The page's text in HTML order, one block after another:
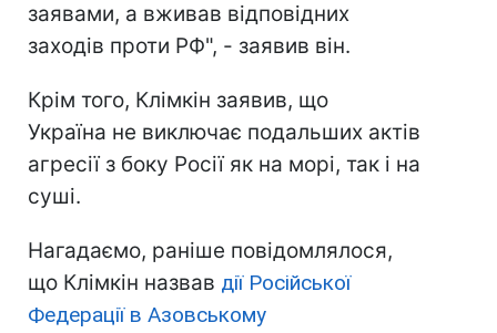
заявами, а вживав відповідних
заходів проти РФ", - заявив він.
Крім того, Клімкін заявив, що
Україна не виключає подальших актів
агресії з боку Росії як на морі, так і на
суші.
Нагадаємо, раніше повідомлялося,
що Клімкін назвав дії Російської
Федерації в Азовському